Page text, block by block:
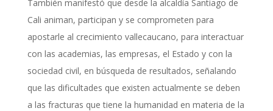
También manifestó que desde la alcaldía Santiago de
Cali animan, participan y se comprometen para
apostarle al crecimiento vallecaucano, para interactuar
con las academias, las empresas, el Estado y con la
sociedad civil, en búsqueda de resultados, señalando
que las dificultades que existen actualmente se deben
a las fracturas que tiene la humanidad en materia de la